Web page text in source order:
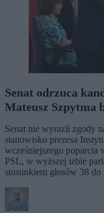
Senat odrzuca
Mateusz Szpytma
Senat nie wyraził zgody
stanowisko prezesa
wcześniejszego poparcia
PSL, w wyższej izbie
stosunkiem głosów 38 do